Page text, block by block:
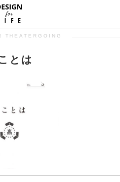
THEATERGOING
とは